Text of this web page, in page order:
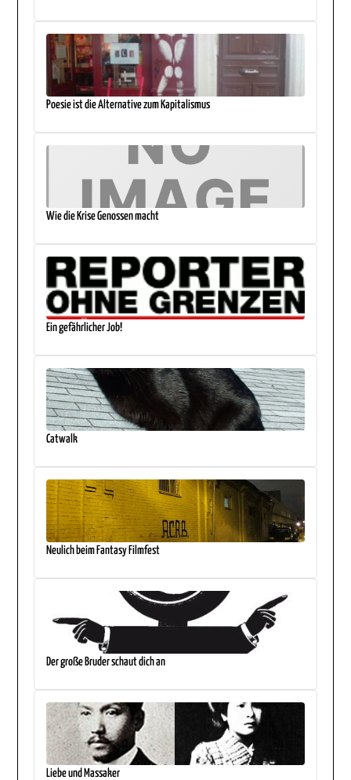
Poesie ist die Alternative zum Kapitalismus
Wie die Krise Genossen macht
Ein gefährlicher Job!
Catwalk
Neulich beim Fantasy Filmfest
Der große Bruder schaut dich an
Liebe und Massaker